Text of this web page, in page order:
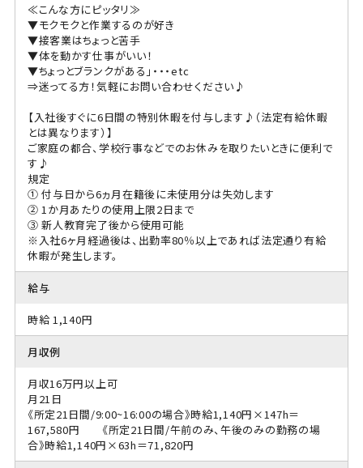
≪こんな方にピッタリ≫
▼モクモクと作業するのが好き
▼接客業はちょっと苦手
▼体を動かす仕事がいい！
▼ちょっとブランクがある」・・・etc
⇒迷ってる方！気軽にお問い合わせください♪
【入社後すぐに6日間の特別休暇を付与します♪（法定有給休暇
とは異なります）】
ご家庭の都合、学校行事などでのお休みを取りたいときに便利で
す♪
規定
① 付与日から6ヵ月在籍後に未使用分は失効します
② 1か月あたりの使用上限2日まで
③ 新人教育完了後から使用可能
※入社6ヶ月経過後は、出勤率80％以上であれば法定通り有給
休暇が発生します。
給与
時給 1,140円
月収例
月収16万円以上可
月21日
《所定21日間/9:00~16:00の場合》時給1,140円×147h＝
167,580円 《所定21日間/午前のみ、午後のみの勤務の場
合》時給1,140円×63h＝71,820円